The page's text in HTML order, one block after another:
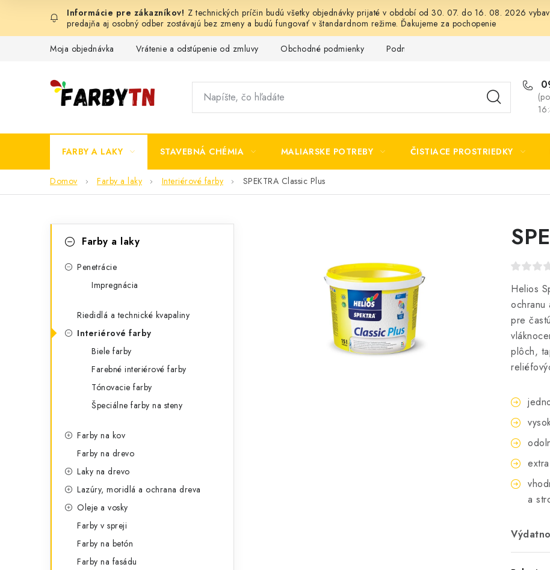
obsah
Z technických príčin budú všetky objednávky prijaté v období od 30. 07. do 16. 08. 2026
predajňa aj osobný odber zostávajú bez zmeny a budú fungovať v štandardnom režime. Ďakujeme za pochopenie
Moja objednávka Vrátenie a odstúpenie od zmluvy Obchodné podmienky Podmienky ochrany osobných údajov
FARBY A LAKY STAVEBNÁ CHÉMIA MALIARSKE POTREBY ČISTIACE PROSTRIEDKY
Domov Farby a laky Interiérové farby SPEKTRA Classic Plus
ý
kategórie
ó
Farby a laky
Penetrácie
Impregnácia
Riedidlá a technické kvapaliny
Interiérové farby
Biele farby
Farebné interiérové farby
Tónovacie farby
Špeciálne farby na steny
Farby na kov
Farby na drevo
Laky na drevo
Lazúry, moridlá a ochrana dreva
Oleje a vosky
Farby v spreji
Farby na betón
Farby na fasádu
Helios
ochranu
pre
plôch,
a